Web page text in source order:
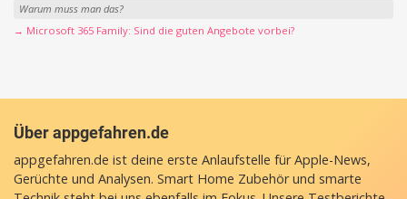
Warum muss man das?
→ Microsoft 365 Family: Sind die guten Angebote vorbei?
Über appgefahren.de
appgefahren.de ist deine erste Anlaufstelle für Apple-News,
Gerüchte und Analysen. Smart Home Zubehör und smarte